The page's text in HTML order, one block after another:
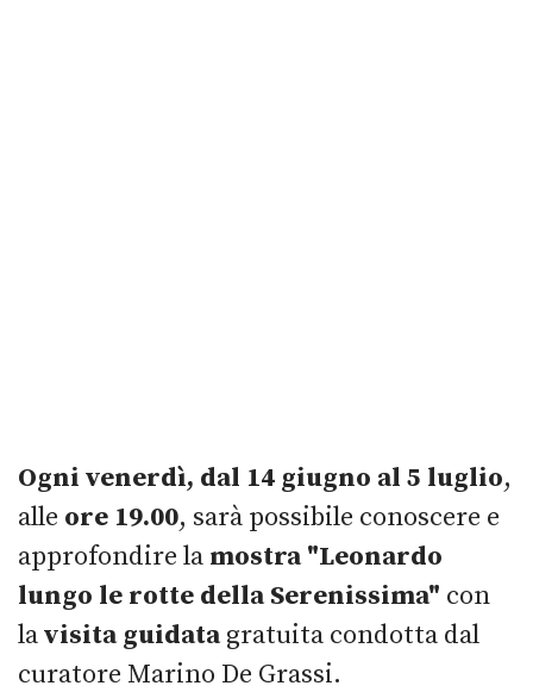
Ogni venerdì, dal 14 giugno al 5 luglio,
alle ore 19.00, sarà possibile conoscere e
approfondire la mostra "Leonardo
lungo le rotte della Serenissima" con
lavisita guidatagratuita condotta dal
curatore Marino De Grassi.